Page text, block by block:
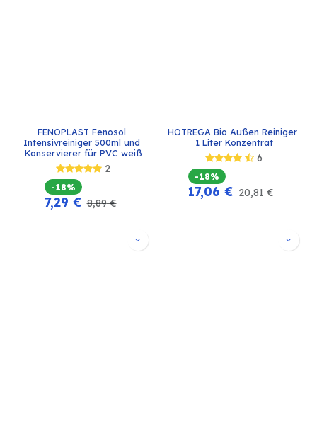
FENOPLAST Fenosol
Intensivreiniger 500ml und
Konservierer für PVC weiß
2
-18%
7,29 € 8,89€
HOTREGA Bio Außen Reiniger
1 Liter Konzentrat
6
-18%
17,06 € 20,81€